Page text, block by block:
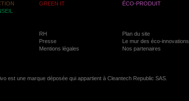
GREEN IT
ÉCO-PRODUIT
RH
Plan du site
Presse
Le mur des éco-innovations
Mentions légales
Nos partenaires
est une marque déposée qui appartient à Cleantech Republic SAS.